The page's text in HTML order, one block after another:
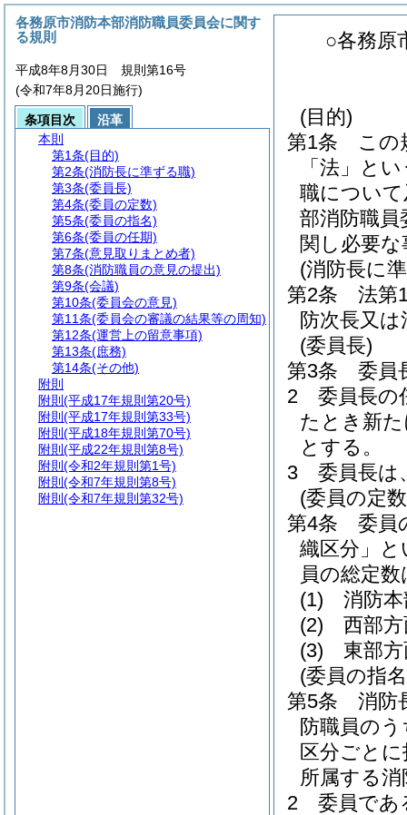
○各務原
(目的)
第1条
この
「法」と
職につい
部消防職員
関し必要
(消防長に
第2条
法第
防次長又
(委員長)
第3条
委員
2
委員長の
たとき新
とする。
3
委員長は
(委員の定
第4条
委員
織区分」と
員の総定
(1)
消防
(2)
西部
(3)
東部
(委員の指
第5条
消防
防職員の
区分ごと
所属する
2
委員であ
各務原市消防本部消防職員委員会に関す
る規則
平成8年8月30日 規則第16号
(令和7年8月20日施行)
条項目次
沿革
本則
第1条(目的)
第2条(消防長に準ずる職)
第3条(委員長)
第4条(委員の定数)
第5条(委員の指名)
第6条(委員の任期)
第7条(意見取りまとめ者)
第8条(消防職員の意見の提出)
第9条(会議)
第10条(委員会の意見)
第11条(委員会の審議の結果等の周知)
第12条(運営上の留意事項)
第13条(庶務)
第14条(その他)
附則
附則 (平成17年規則第20号)
附則 (平成17年規則第33号)
附則 (平成18年規則第70号)
附則 (平成22年規則第8号)
附則 (令和2年規則第1号)
附則 (令和7年規則第8号)
附則 (令和7年規則第32号)